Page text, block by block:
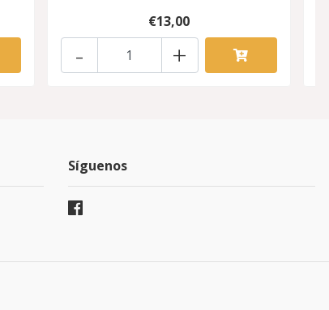
€13,00
+
-
Síguenos